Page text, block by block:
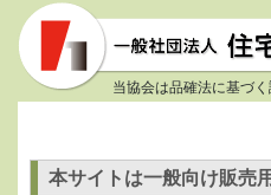
当協会は品確法に基づ
本サイトは一般向け販売